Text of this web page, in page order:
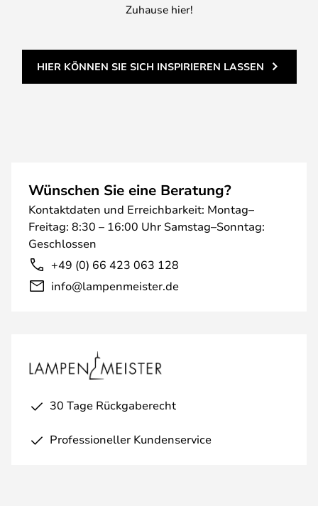
Zuhause hier!
HIER KÖNNEN SIE SICH INSPIRIEREN LASSEN
Wünschen Sie eine Beratung?
Kontaktdaten und Erreichbarkeit: Montag–
Freitag: 8:30 – 16:00 Uhr Samstag–Sonntag:
Geschlossen
+49 (0) 66 423 063 128
info@lampenmeister.de
30 Tage Rückgaberecht
Professioneller Kundenservice